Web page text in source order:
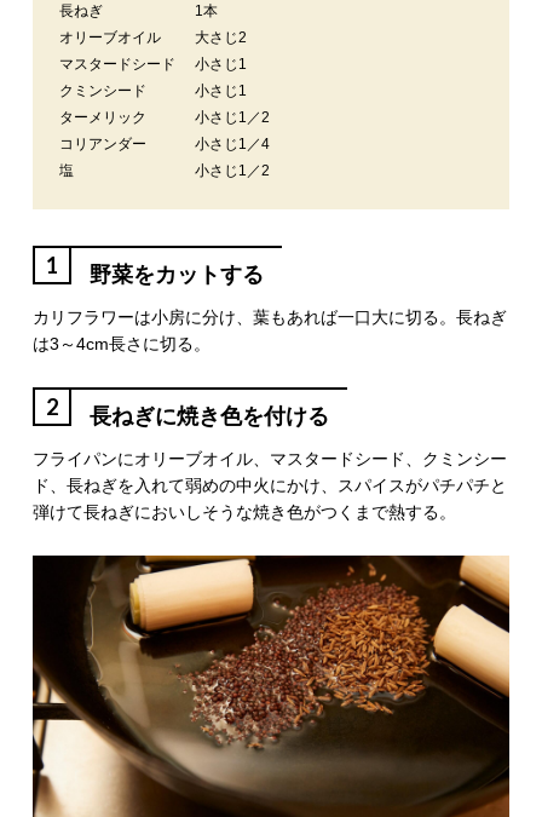
長ねぎ
1本
オリーブオイル
大さじ2
マスタードシード
小さじ1
クミンシード
小さじ1
ターメリック
小さじ1／2
コリアンダー
小さじ1／4
塩
小さじ1／2
1 野菜をカットする
カリフラワーは小房に分け、葉もあれば一口大に切る。長ねぎ
は3～4cm長さに切る。
2 長ねぎに焼き色を付ける
フライパンにオリーブオイル、マスタードシード、クミンシー
ド、長ねぎを入れて弱めの中火にかけ、スパイスがパチパチと
弾けて長ねぎにおいしそうな焼き色がつくまで熱する。